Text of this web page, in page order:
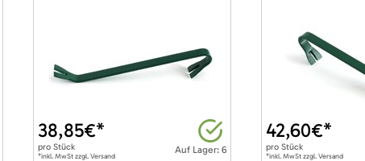
Auf Lager: 6
38,85€*
pro Stück
*inkl. MwSt zzgl. Versand
42,60€*
pro Stück
*inkl. MwSt zzgl. Versand